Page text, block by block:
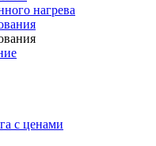
нагрева
с ценами